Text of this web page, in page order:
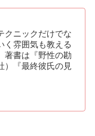
クニックだけでな
く雰囲気も教える
著書は『野性の勘
）『最終彼氏の見